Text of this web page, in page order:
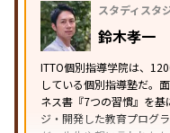
スタディスタ
鈴木孝一
ITTO個別指導学院は、
している個別指導塾だ。
ネス書『7つの習慣』を
ジ・開発した教育プログ